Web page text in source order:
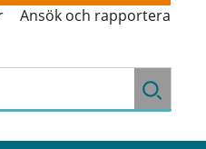
Ansök och rapportera